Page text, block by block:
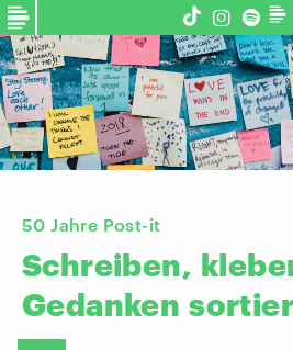
50 Jahre Post-it
Schreiben,
Gedanken